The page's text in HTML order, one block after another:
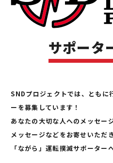
サポータ
SNDプロジェクトでは、ともに
ーを募集しています！
あなたの大切な人へのメッセー
メッセージなどをお寄せいただき
「ながら」運転撲滅サポーター